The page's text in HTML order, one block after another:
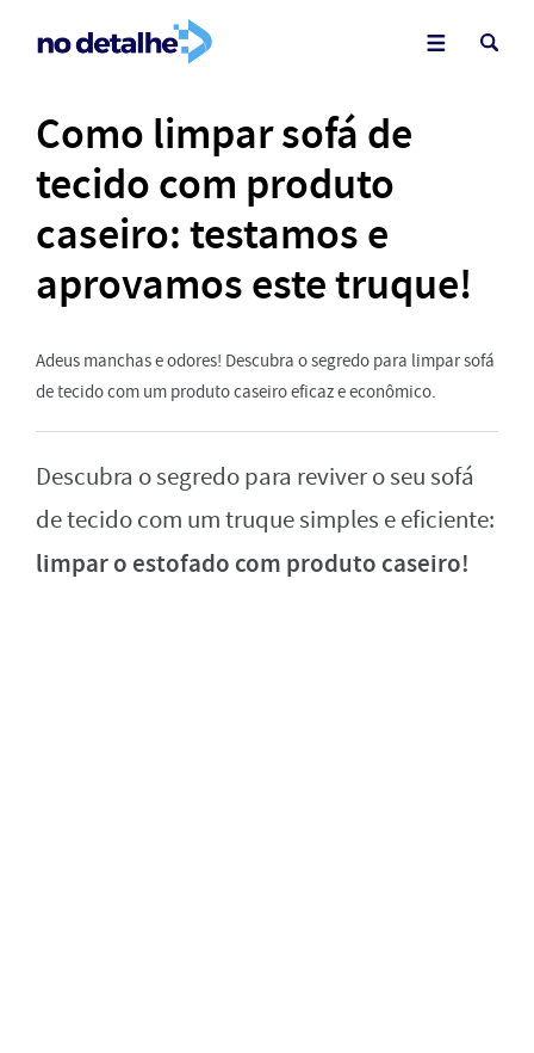
Como limpar sofá de
tecido com produto
caseiro: testamos e
aprovamos este truque!
Adeus manchas e odores! Descubra o segredo para limpar sofá
de tecido com um produto caseiro eficaz e econômico.
Descubra o segredo para reviver o seu sofá
de tecido com um truque simples e eficiente:
limpar o estofado com produto caseiro!